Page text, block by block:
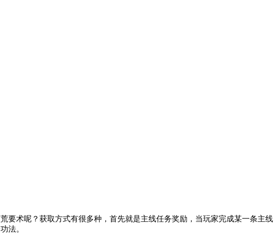
术呢？获取方式有很多种，首先就是主线任务奖励，当玩家完成某一条主线
法。